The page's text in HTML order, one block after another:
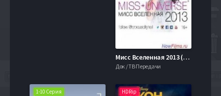
Мисс Вселенная 2013 (2013)
Док / ТВ Передачи
1-10 Серия HDRip